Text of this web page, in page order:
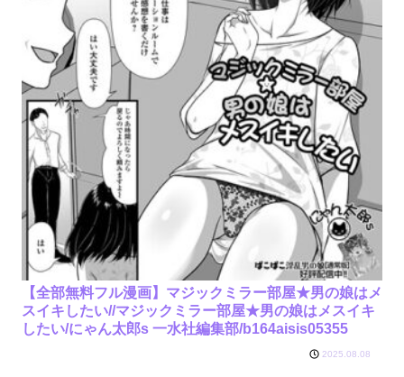
【全部無料フル漫画】マジックミラー部屋★男の娘はメ
スイキしたい//マジックミラー部屋★男の娘はメスイキ
したい/にゃん太郎s 一水社編集部/b164aisis05355
2025.08.08